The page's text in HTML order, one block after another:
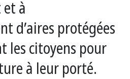
à
d’aires protégées
les citoyens pour
à leur porté.